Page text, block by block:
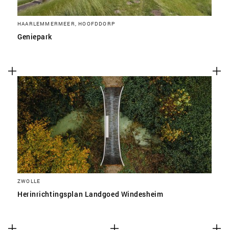
HAARLEMMERMEER, HOOFDDORP
Geniepark
ZWOLLE
Herinrichtingsplan Landgoed Windesheim